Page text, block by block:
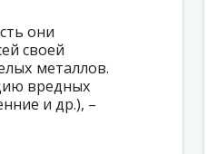
они
своей
металлов.
вредных
и др.), –